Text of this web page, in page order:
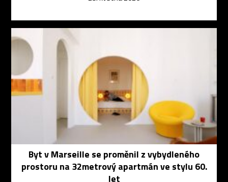
Byt v Marseille se proměnil z vybydleného
prostoru na 32metrový apartmán ve stylu 60.
let